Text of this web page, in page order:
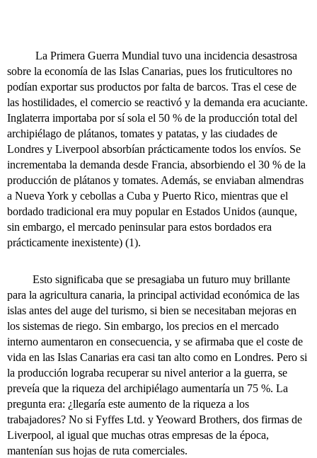
La Primera Guerra Mundial tuvo una incidencia desastrosa
sobre la economía de las Islas Canarias, pues los fruticultores no
podían exportar sus productos por falta de barcos. Tras el cese de
las hostilidades, el comercio se reactivó y la demanda era acuciante.
Inglaterra importaba por sí sola el 50 % de la producción total del
archipiélago de plátanos, tomates y patatas, y las ciudades de
Londres y Liverpool absorbían prácticamente todos los envíos. Se
incrementaba la demanda desde Francia, absorbiendo el 30 % de la
producción de plátanos y tomates. Además, se enviaban almendras
a Nueva York y cebollas a Cuba y Puerto Rico, mientras que el
bordado tradicional era muy popular en Estados Unidos (aunque,
sin embargo, el mercado peninsular para estos bordados era
prácticamente inexistente) (1).
Esto significaba que se presagiaba un futuro muy brillante
para la agricultura canaria, la principal actividad económica de las
islas antes del auge del turismo, si bien se necesitaban mejoras en
los sistemas de riego. Sin embargo, los precios en el mercado
interno aumentaron en consecuencia, y se afirmaba que el coste de
vida en las Islas Canarias era casi tan alto como en Londres. Pero si
la producción lograba recuperar su nivel anterior a la guerra, se
preveía que la riqueza del archipiélago aumentaría un 75 %. La
pregunta era: ¿llegaría este aumento de la riqueza a los
trabajadores? No si Fyffes Ltd. y Yeoward Brothers, dos firmas de
Liverpool, al igual que muchas otras empresas de la época,
mantenían sus hojas de ruta comerciales.